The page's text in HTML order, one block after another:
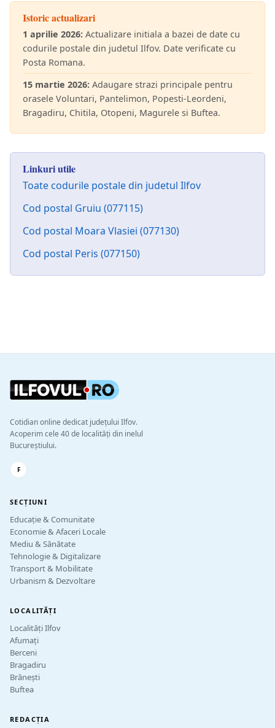
Istoric actualizari
1 aprilie 2026: Actualizare initiala a bazei de date cu
codurile postale din judetul Ilfov. Date verificate cu
Posta Romana.
15 martie 2026: Adaugare strazi principale pentru
orasele Voluntari, Pantelimon, Popesti-Leordeni,
Bragadiru, Chitila, Otopeni, Magurele si Buftea.
Linkuri utile
Toate codurile postale din judetul Ilfov
Cod postal Gruiu (077115)
Cod postal Moara Vlasiei (077130)
Cod postal Peris (077150)
Cotidian online dedicat județului Ilfov.
Acoperim cele 40 de localități din inelul
Bucureștiului.
F
SECȚIUNI
Educație & Comunitate
Economie & Afaceri Locale
Mediu & Sănătate
Tehnologie & Digitalizare
Transport & Mobilitate
Urbanism & Dezvoltare
LOCALITĂȚI
Localități Ilfov
Afumați
Berceni
Bragadiru
Brănești
Buftea
REDACȚIA